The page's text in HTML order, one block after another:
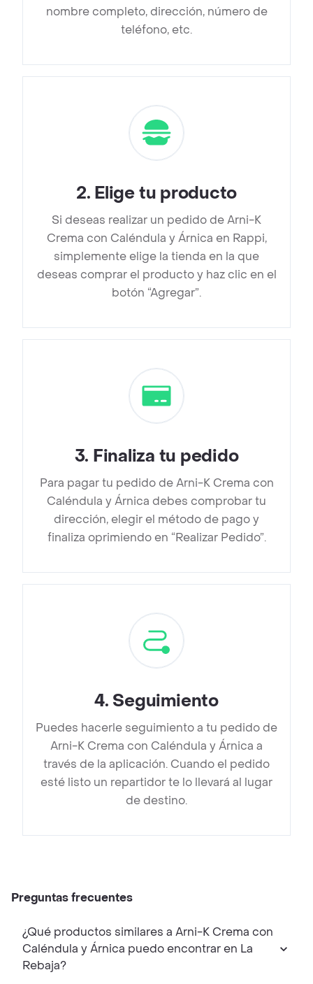
nombre completo, dirección, número de
teléfono, etc.
2. Elige tu producto
Si deseas realizar un pedido de Arni-K
Crema con Caléndula y Árnica en Rappi,
simplemente elige la tienda en la que
deseas comprar el producto y haz clic en el
botón “Agregar”.
3. Finaliza tu pedido
Para pagar tu pedido de Arni-K Crema con
Caléndula y Árnica debes comprobar tu
dirección, elegir el método de pago y
finaliza oprimiendo en “Realizar Pedido”.
4. Seguimiento
Puedes hacerle seguimiento a tu pedido de
Arni-K Crema con Caléndula y Árnica a
través de la aplicación. Cuando el pedido
esté listo un repartidor te lo llevará al lugar
de destino.
Preguntas frecuentes
¿Qué productos similares a Arni-K Crema con
Caléndula y Árnica puedo encontrar en La
Rebaja?